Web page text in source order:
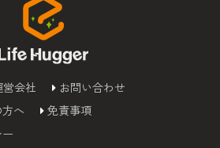
営会社
お問い合わせ
へ
免責事項